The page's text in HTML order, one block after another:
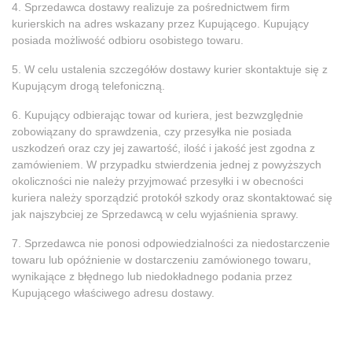
4. Sprzedawca dostawy realizuje za pośrednictwem firm
kurierskich na adres wskazany przez Kupującego. Kupujący
posiada możliwość odbioru osobistego towaru.
5. W celu ustalenia szczegółów dostawy kurier skontaktuje się z
Kupującym drogą telefoniczną.
6. Kupujący odbierając towar od kuriera, jest bezwzględnie
zobowiązany do sprawdzenia, czy przesyłka nie posiada
uszkodzeń oraz czy jej zawartość, ilość i jakość jest zgodna z
zamówieniem. W przypadku stwierdzenia jednej z powyższych
okoliczności nie należy przyjmować przesyłki i w obecności
kuriera należy sporządzić protokół szkody oraz skontaktować się
jak najszybciej ze Sprzedawcą w celu wyjaśnienia sprawy.
7. Sprzedawca nie ponosi odpowiedzialności za niedostarczenie
towaru lub opóźnienie w dostarczeniu zamówionego towaru,
wynikające z błędnego lub niedokładnego podania przez
Kupującego właściwego adresu dostawy.